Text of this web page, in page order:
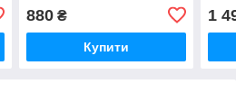
880₴
Купити
1